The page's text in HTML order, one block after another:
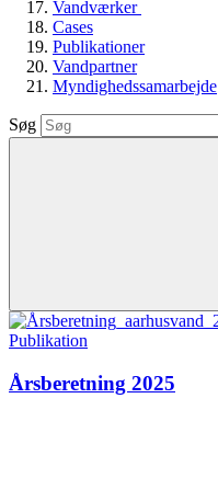
Vandværker
Cases
Publikationer
Vandpartner
Myndighedssamarbejde
Søg
Publikation
Årsberetning 2025